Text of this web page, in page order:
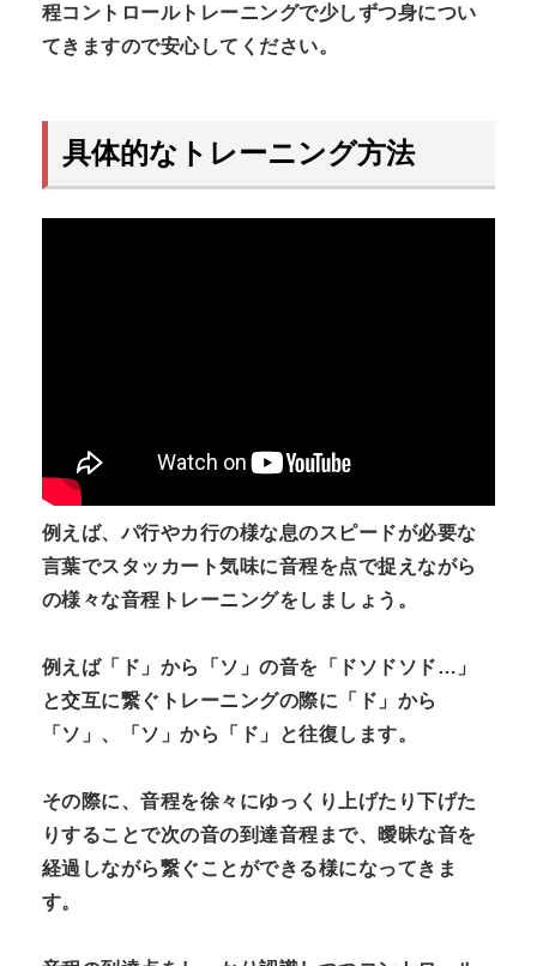
程コントロールトレーニングで少しずつ身につい
てきますので安心してください。
具体的なトレーニング方法
例えば、パ行やカ行の様な息のスピードが必要な
言葉でスタッカート気味に音程を点で捉えながら
の様々な音程トレーニングをしましょう。
例えば「ド」から「ソ」の音を「ドソドソド…」
と交互に繋ぐトレーニングの際に「ド」から
「ソ」、「ソ」から「ド」と往復します。
その際に、音程を徐々にゆっくり上げたり下げた
りすることで次の音の到達音程まで、曖昧な音を
経過しながら繋ぐことができる様になってきま
す。